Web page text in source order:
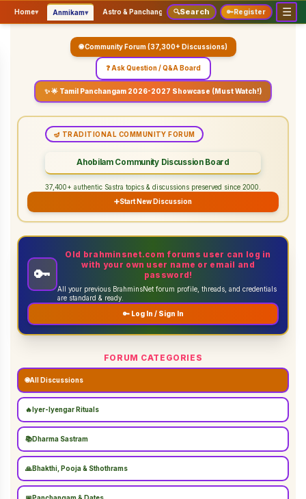
Home▾ Anmikam▾ Astro & Panchangam▾ Vaidhikam & Sastram▾
🔍Search 🔑Register ☰
🌐 Community Forum (37,300+ Discussions)
❓ Ask Question / Q&A Board
✨ 🌟 Tamil Panchangam 2026-2027 Showcase (Must Watch!)
🪔 TRADITIONAL COMMUNITY FORUM
Ahobilam Community Discussion Board
37,400+ authentic Sastra topics & discussions preserved since 2000.
➕Start New Discussion
🔑
Old brahminsnet.com forums user can log in
with your own user name or email and
password!
All your previous BrahminsNet forum profile, threads, and credentials
are standard & ready.
🔑 Log In / Sign In
FORUM CATEGORIES
🌐All Discussions
🔥 Iyer-Iyengar Rituals
📚Dharma Sastram
🙏Bhakthi, Pooja & Sthothrams